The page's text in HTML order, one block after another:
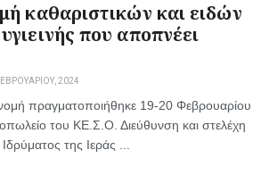
καθαριστικών και ειδών
που αποπνέει
2024
πραγματοποιήθηκε 19-20 Φεβρουαρίου
του ΚΕ.Σ.Ο. Διεύθυνση και στελέχη
της Ιεράς ...